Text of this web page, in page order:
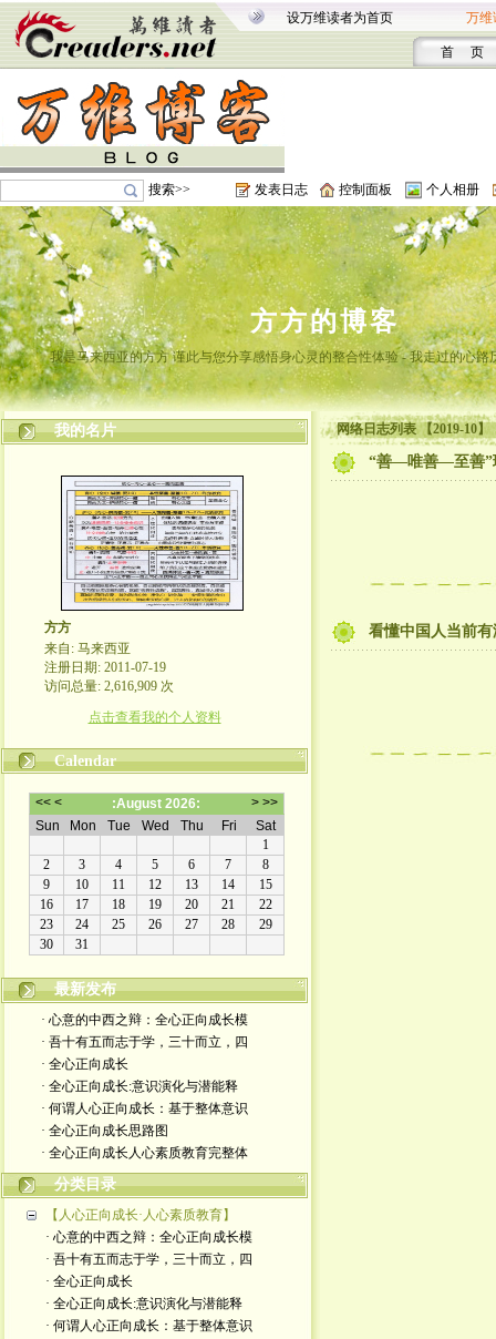
设万维读者为首页 万维
首 页
搜索>> 发表日志 控制面板 个人相册
方方的博客
我是马来西亚的方方 谨此与您分享感悟身心灵的整合性体验 - 我走过的心路
我的名片
方方
来自: 马来西亚
注册日期: 2011-07-19
访问总量: 2,616,909 次
点击查看我的个人资料
Calendar
最新发布
· 心意的中西之辩：全心正向成长模
· 吾十有五而志于学，三十而立，四
· 全心正向成长
· 全心正向成长:意识演化与潜能释
· 何谓人心正向成长：基于整体意识
· 全心正向成长思路图
· 全心正向成长人心素质教育完整体
分类目录
【人心正向成长·人心素质教育】
· 心意的中西之辩：全心正向成长模
· 吾十有五而志于学，三十而立，四
· 全心正向成长
· 全心正向成长:意识演化与潜能释
· 何谓人心正向成长：基于整体意识
网络日志列表 【2019-10】
“善—唯善—至善”
看懂中国人当前